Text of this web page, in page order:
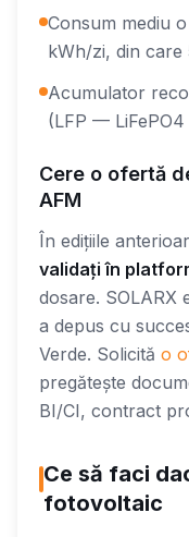
Consum mediu
kWh/zi, din care
Acumulator
(LFP —
Cere o ofertă
AFM
În edițiile
validați în
dosare. SOLARX
a depus cu
Verde. Solicită o
pregătește
BI/CI, contract
Ce să faci
fotovoltaic